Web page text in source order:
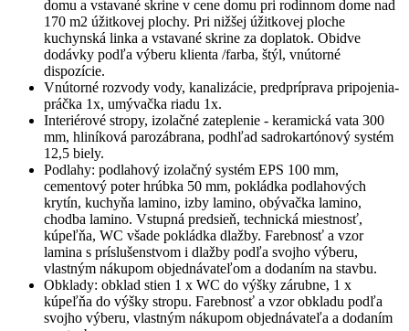
domu a vstavané skrine v cene domu pri rodinnom dome nad
170 m2 úžitkovej plochy. Pri nižšej úžitkovej ploche
kuchynská linka a vstavané skrine za doplatok. Obidve
dodávky podľa výberu klienta /farba, štýl, vnútorné
dispozície.
Vnútorné rozvody vody, kanalizácie, predpríprava pripojenia-
práčka 1x, umývačka riadu 1x.
Interiérové stropy, izolačné zateplenie - keramická vata 300
mm, hliníková parozábrana, podhľad sadrokartónový systém
12,5 biely.
Podlahy: podlahový izolačný systém EPS 100 mm,
cementový poter hrúbka 50 mm, pokládka podlahových
krytín, kuchyňa lamino, izby lamino, obývačka lamino,
chodba lamino. Vstupná predsieň, technická miestnosť,
kúpeľňa, WC všade pokládka dlažby. Farebnosť a vzor
lamina s príslušenstvom i dlažby podľa svojho výberu,
vlastným nákupom objednávateľom a dodaním na stavbu.
Obklady: obklad stien 1 x WC do výšky zárubne, 1 x
kúpeľňa do výšky stropu. Farebnosť a vzor obkladu podľa
svojho výberu, vlastným nákupom objednávateľa a dodaním